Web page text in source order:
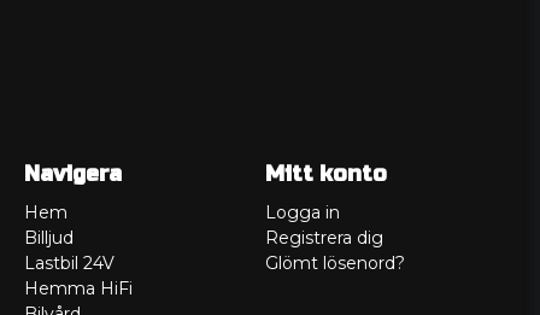
Navigera
Hem
Billjud
Lastbil 24V
Hemma HiFi
Mitt konto
Logga in
Registrera dig
Glömt lösenord?